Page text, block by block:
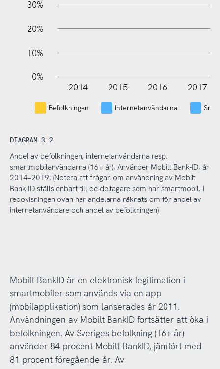
30%
20%
10%
0%
2014 2015 2016 2017
Befolkningen Internetanvändarna
DIAGRAM 3.2
Andel av befolkningen, internetanvändarna resp.
smartmobilanvändarna (16+ år), Använder Mobilt Bank-ID, år
2014–2019. (Notera att frågan om användning av Mobilt
Bank-ID ställs enbart till de deltagare som har smartmobil. I
redovisningen ovan har andelarna räknats om för andel av
internetanvändare och andel av befolkningen)
Mobilt BankID är en elektronisk legitimation i
smartmobiler som används via en app
(mobilapplikation) som lanserades år 2011.
Användningen av Mobilt BankID fortsätter att öka i
befolkningen. Av Sveriges befolkning (16+ år)
använder 84 procent Mobilt BankID, jämfört med
81 procent föregående år. Av